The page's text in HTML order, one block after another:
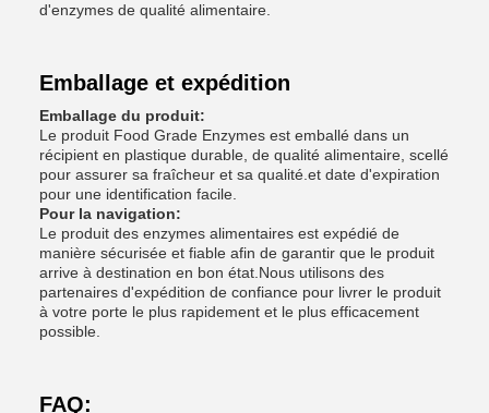
d'enzymes de qualité alimentaire.
Emballage et expédition
Emballage du produit:
Le produit Food Grade Enzymes est emballé dans un
récipient en plastique durable, de qualité alimentaire, scellé
pour assurer sa fraîcheur et sa qualité.et date d'expiration
pour une identification facile.
Pour la navigation:
Le produit des enzymes alimentaires est expédié de
manière sécurisée et fiable afin de garantir que le produit
arrive à destination en bon état.Nous utilisons des
partenaires d'expédition de confiance pour livrer le produit
à votre porte le plus rapidement et le plus efficacement
possible.
FAQ: